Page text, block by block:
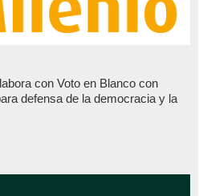
con Voto en Blanco con
defensa de la democracia y la